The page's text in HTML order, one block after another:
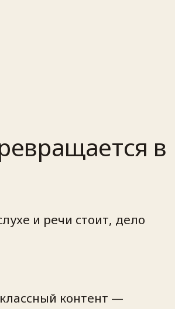
в
и речи стоит, дело
контент —